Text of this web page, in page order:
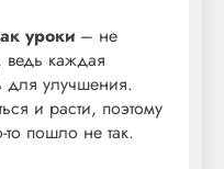
уроки – не
ведь каждая
для улучшения.
и расти, поэтому
пошло не так.